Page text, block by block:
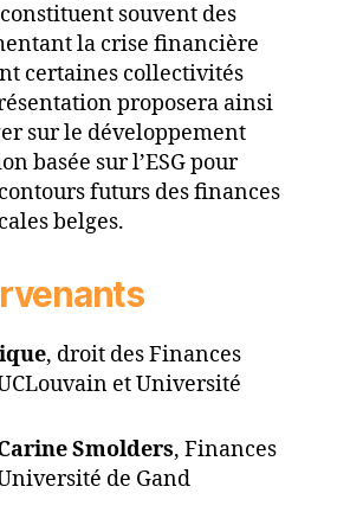
souvent des
la crise financière
certaines collectivités
proposera ainsi
sur le développement
basée sur l’ESG pour
futurs des finances
belges.
, droit des Finances
et Université
Smolders, Finances
de Gand